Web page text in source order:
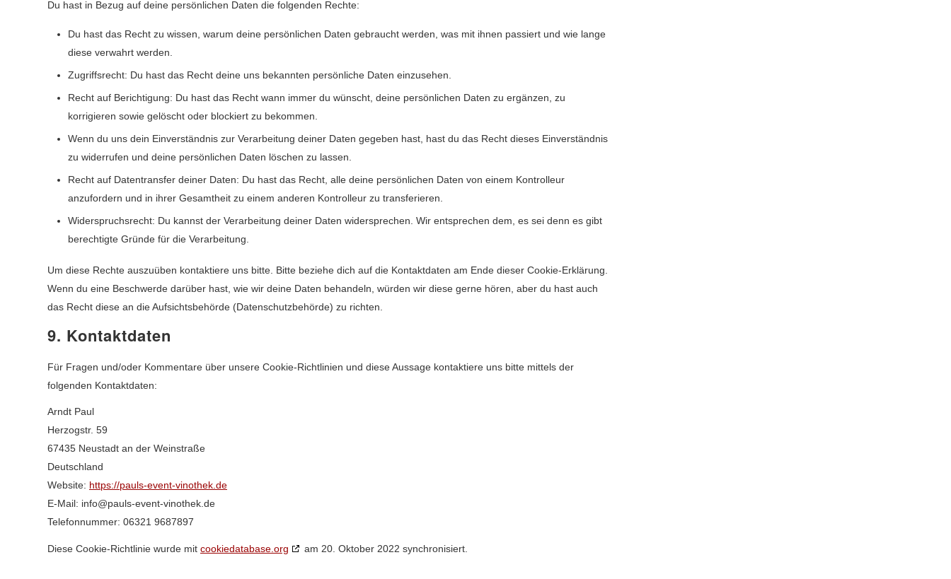
Du hast in Bezug auf deine persönlichen Daten die folgenden Rechte:
Du hast das Recht zu wissen, warum deine persönlichen Daten gebraucht werden, was mit ihnen passiert und wie lange
diese verwahrt werden.
Zugriffsrecht: Du hast das Recht deine uns bekannten persönliche Daten einzusehen.
Recht auf Berichtigung: Du hast das Recht wann immer du wünscht, deine persönlichen Daten zu ergänzen, zu
korrigieren sowie gelöscht oder blockiert zu bekommen.
Wenn du uns dein Einverständnis zur Verarbeitung deiner Daten gegeben hast, hast du das Recht dieses Einverständnis
zu widerrufen und deine persönlichen Daten löschen zu lassen.
Recht auf Datentransfer deiner Daten: Du hast das Recht, alle deine persönlichen Daten von einem Kontrolleur
anzufordern und in ihrer Gesamtheit zu einem anderen Kontrolleur zu transferieren.
Widerspruchsrecht: Du kannst der Verarbeitung deiner Daten widersprechen. Wir entsprechen dem, es sei denn es gibt
berechtigte Gründe für die Verarbeitung.
Um diese Rechte auszuüben kontaktiere uns bitte. Bitte beziehe dich auf die Kontaktdaten am Ende dieser Cookie-Erklärung.
Wenn du eine Beschwerde darüber hast, wie wir deine Daten behandeln, würden wir diese gerne hören, aber du hast auch
das Recht diese an die Aufsichtsbehörde (Datenschutzbehörde) zu richten.
9. Kontaktdaten
Für Fragen und/oder Kommentare über unsere Cookie-Richtlinien und diese Aussage kontaktiere uns bitte mittels der
folgenden Kontaktdaten:
Arndt Paul
Herzogstr. 59
67435 Neustadt an der Weinstraße
Deutschland
Website: https://pauls-event-vinothek.de
E-Mail: ed.kehtoniv-tneve-sluap@ofni
Telefonnummer: 06321 9687897
Diese Cookie-Richtlinie wurde mit cookiedatabase.org am 20. Oktober 2022 synchronisiert.